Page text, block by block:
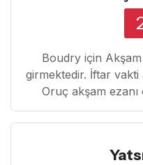
Boudry için Akşam
girmektedir. İftar vakti
Oruç akşam ezanı